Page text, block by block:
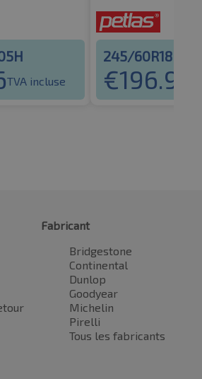
TVA incluse
245/60R18
€196.93
Fabricant
Bridgestone
Continental
Dunlop
Goodyear
Michelin
Pirelli
Tous les fabricants